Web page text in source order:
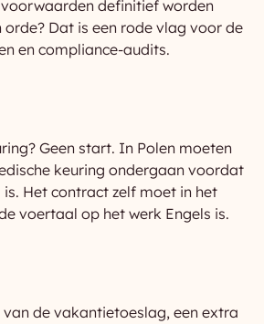
definitief worden
Dat is een rode vlag voor de
en compliance-audits.
Geen start. In Polen moeten
keuring ondergaan voordat
Het contract zelf moet in het
voertaal op het werk Engels is.
de vakantietoeslag, een extra